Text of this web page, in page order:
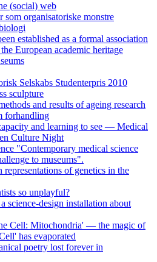
(social) web
som organisatoriske monstre
established as a formal association
European academic heritage
Selskabs Studenterpris 2010
sculpture
and results of ageing research
forhandling
and learning to see — Medical
Culture Night
"Contemporary medical science
to museums".
of genetics in the
so unplayful?
design installation about
Cell: Mitochondria' — the magic of
has evaporated
poetry lost forever in